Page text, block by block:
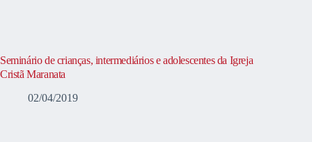
Seminário de crianças, intermediários e adolescentes da Igreja
Cristã Maranata
02/04/2019